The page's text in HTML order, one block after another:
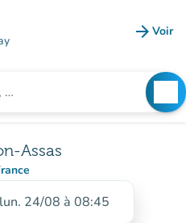
arrow_forward Voir
Assas
Maps)
24/08 à 08:45